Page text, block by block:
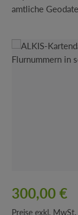
amtliche
Bildergalerie
300,00 €
Preise exkl. MwSt.